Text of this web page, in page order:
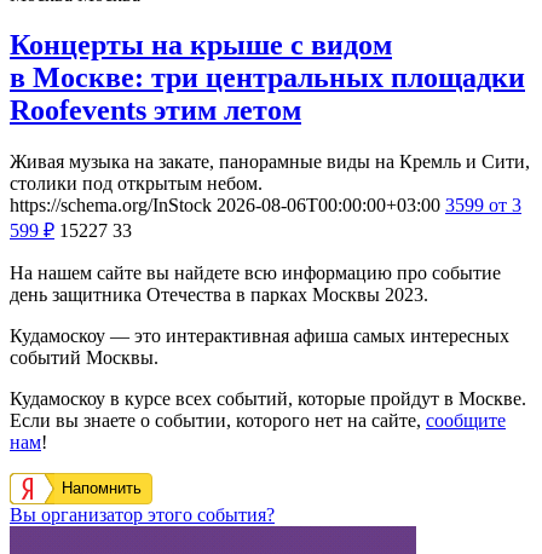
Концерты на крыше с видом
в Москве: три центральных площадки
Roofevents этим летом
Живая музыка на закате, панорамные виды на Кремль и Сити,
столики под открытым небом.
https://schema.org/InStock 2026-08-06T00:00:00+03:00 3599 от 3
599 ₽ 15227 33
На нашем сайте вы найдете всю информацию про событие
день защитника Отечества в парках Москвы 2023.
Кудамоскоу — это интерактивная афиша самых интересных
событий Москвы.
Кудамоскоу в курсе всех событий, которые пройдут в Москве.
Если вы знаете о событии, которого нет на сайте, сообщите
нам!
Напомнить
Вы организатор этого события?